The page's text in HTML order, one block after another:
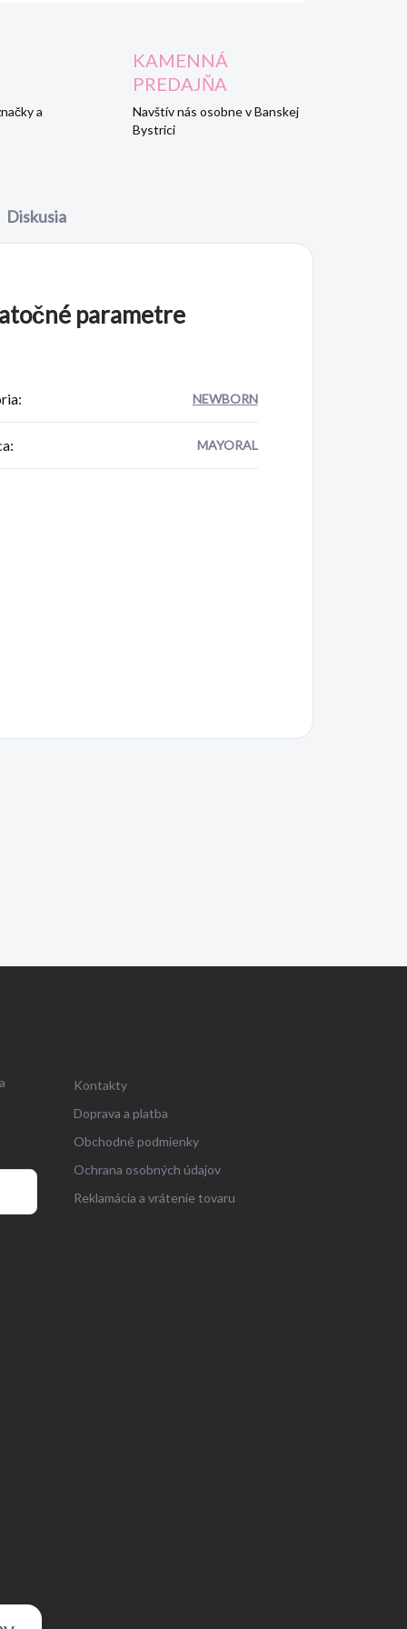
a
KAMENNÁ
PREDAJŇA
Navštív nás osobne v Banskej
Bystrici
Diskusia
parametre
: NEWBORN
: MAYORAL
Kontakty
Doprava a platba
Obchodné podmienky
Ochrana osobných údajov
Reklamácia a vrátenie tovaru